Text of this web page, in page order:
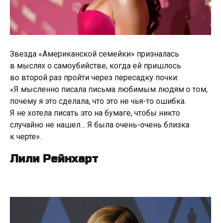
Звезда «Американской семейки» призналась
в мыслях о самоубийстве, когда ей пришлось
во второй раз пройти через пересадку почки:
«Я мысленно писала письма любимым людям о том,
почему я это сделала, что это не чья-то ошибка.
Я не хотела писать это на бумаге, чтобы никто
случайно не нашел… Я была очень-очень близка
к черте».
Лили Рейнхарт